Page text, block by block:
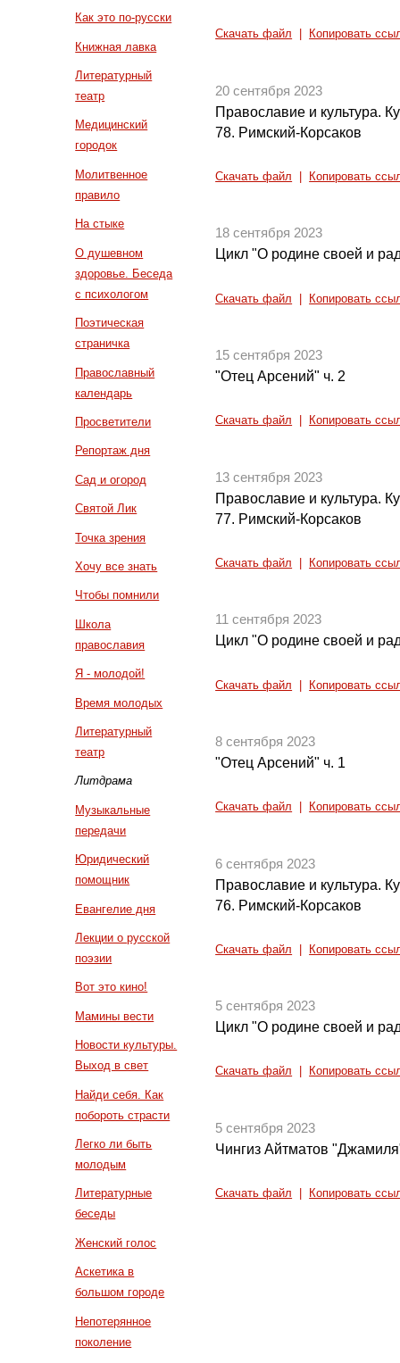
Как это по-русски
Книжная лавка
Литературный
театр
Медицинский
городок
Молитвенное
правило
На стыке
О душевном
здоровье. Беседа
с психологом
Поэтическая
страничка
Православный
календарь
Просветители
Репортаж дня
Сад и огород
Святой Лик
Точка зрения
Хочу все знать
Чтобы помнили
Школа
православия
Я - молодой!
Время молодых
Литературный
театр
Литдрама
Музыкальные
передачи
Юридический
помощник
Евангелие дня
Лекции о русской
поэзии
Вот это кино!
Мамины вести
Новости культуры.
Выход в свет
Найди себя. Как
побороть страсти
Легко ли быть
молодым
Литературные
беседы
Женский голос
Аскетика в
большом городе
Непотерянное
поколение
Скачать файл Копировать
20 сентября 2023
Православие и культура.
78. Римский-Корсаков
Скачать файл Копировать
18 сентября 2023
Цикл "О родине своей и
Скачать файл Копировать
15 сентября 2023
"Отец Арсений" ч. 2
Скачать файл Копировать
13 сентября 2023
Православие и культура.
77. Римский-Корсаков
Скачать файл Копировать
11 сентября 2023
Цикл "О родине своей и
Скачать файл Копировать
8 сентября 2023
"Отец Арсений" ч. 1
Скачать файл Копировать
6 сентября 2023
Православие и культура.
76. Римский-Корсаков
Скачать файл Копировать
5 сентября 2023
Цикл "О родине своей и
Скачать файл Копировать
5 сентября 2023
Чингиз Айтматов
Скачать файл Копировать